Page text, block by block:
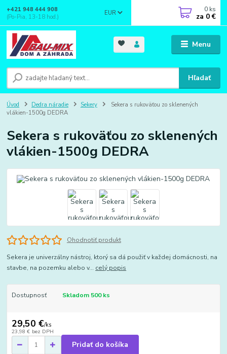
Menu
EUR
Hľadať
+421 948 444 908
(Po-Pia, 13-18 hod.)
0 ks
za 0 €
Úvod Dedra náradie Sekery
Sekera s rukoväťou zo sklenených
vlákien-1500g DEDRA
Sekera s rukoväťou zo sklenených
vlákien-1500g DEDRA
Ohodnotiť produkt
Sekera je univerzálny nástroj, ktorý sa dá použiť v každej domácnosti, na
stavbe, na pozemku alebo v... celý popis
Dostupnosť Skladom 500 ks
29,50 €/ks
23,98 € bez DPH
Pridať do košíka